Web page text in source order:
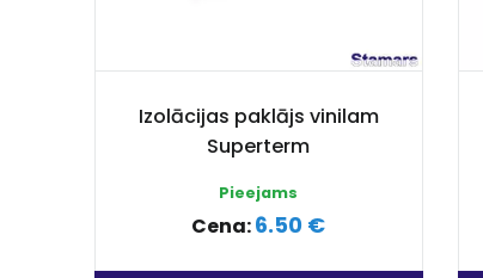
Izolācijas paklājs vinilam
Superterm
Pieejams
Cena:6.50 €